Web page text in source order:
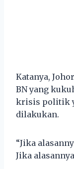
Katanya,
BN yang
krisis politik
dilakukan.
“Jika
Jika